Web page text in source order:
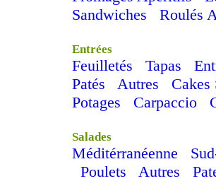
Sandwiches
Roulés
Entrées
Feuilletés Tapas
Patés
Autres Cakes
Potages
Carpaccio
Salades
Méditérranéenne
Poulets
Autres